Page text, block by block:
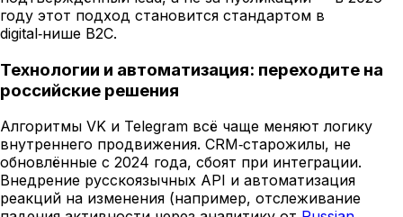
году этот подход становится стандартом в
digital‑нише B2C.
Технологии и автоматизация: переходите на
российские решения
Алгоритмы VK и Telegram всё чаще меняют логику
внутреннего продвижения. CRM‑старожилы, не
обновлённые с 2024 года, сбоят при интеграции.
Внедрение русскоязычных API и автоматизация
реакций на изменения (например, отслеживание